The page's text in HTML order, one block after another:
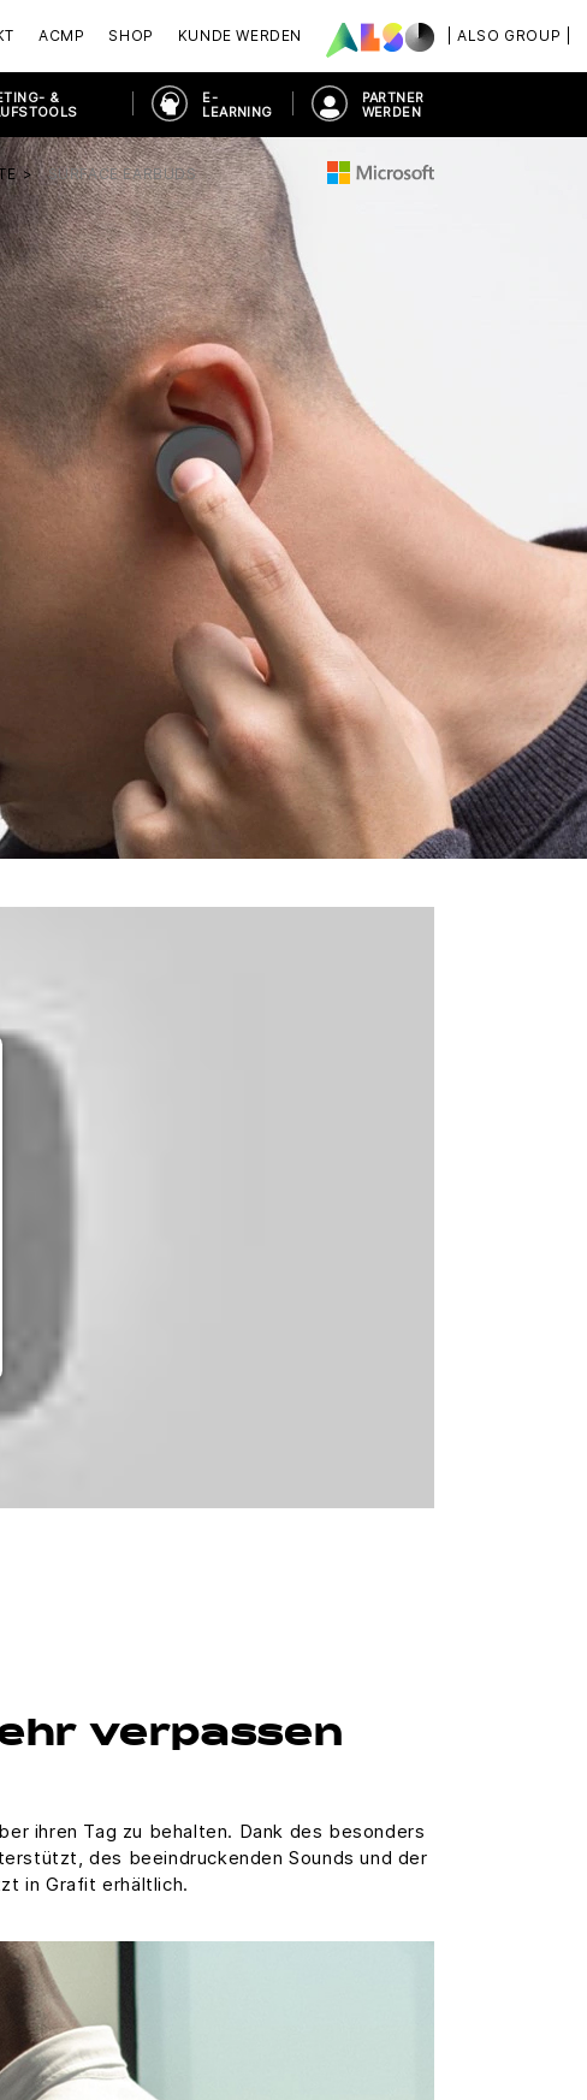
| ALSO GROUP |
ACMP SHOP KUNDE WERDEN
&
E-
LEARNING
PARTNER
WERDEN
SURFACE EARBUDS
verpassen
ihren Tag zu behalten. Dank des besonders
des beeindruckenden Sounds und der
in Grafit erhältlich.